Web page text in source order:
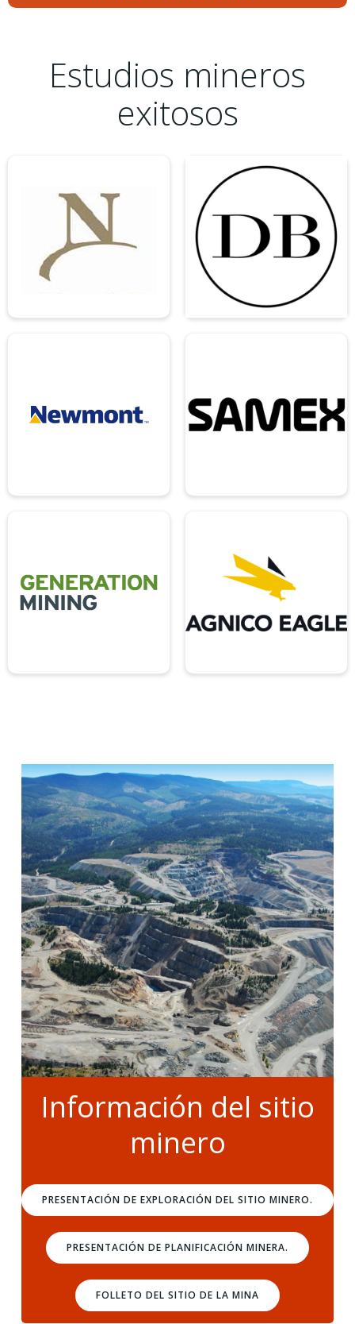
Estudios mineros
exitosos
Información del sitio
minero
PRESENTACIÓN DE EXPLORACIÓN DEL SITIO MINERO.
PRESENTACIÓN DE PLANIFICACIÓN MINERA.
FOLLETO DEL SITIO DE LA MINA